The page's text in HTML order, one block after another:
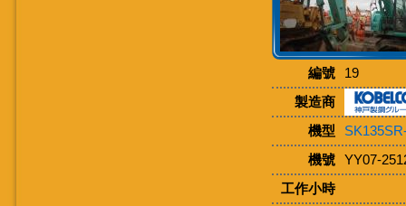
編號
19
製造商
機型
機號
YY07-
工作小時